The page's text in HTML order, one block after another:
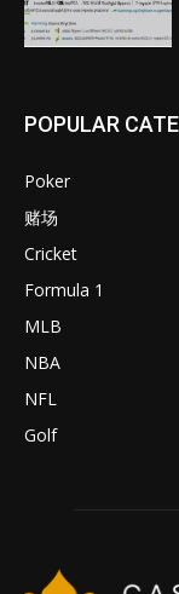
POPULAR
Poker
赌场
Cricket
Formula 1
MLB
NBA
NFL
Golf